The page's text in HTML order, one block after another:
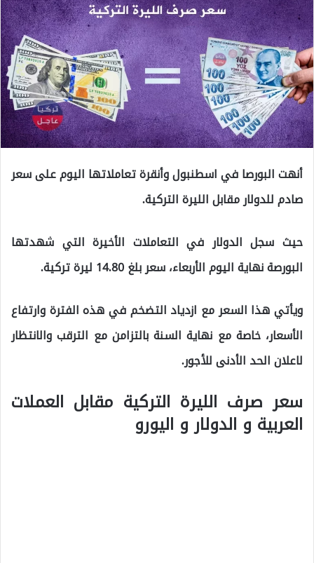
أنهت البورصا في اسطنبول وأنقرة تعاملاتها اليوم على سعر
صادم للدولار مقابل الليرة التركية.
حيث سجل الدولار في التعاملات الأخيرة التي شهدتها
البورصة نهاية اليوم الأربعاء، سعر بلغ 14.80 ليرة تركية.
ويأتي هذا السعر مع ازدياد التضخم في هذه الفترة وارتفاع
الأسعار، خاصة مع نهاية السنة بالتزامن مع الترقب والانتظار
لاعلان الحد الأدنى للأجور.
سعر صرف الليرة التركية مقابل العملات
العربية و الدولار و اليورو